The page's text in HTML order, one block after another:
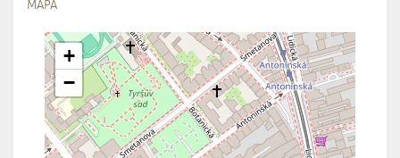
MAPA
+
−